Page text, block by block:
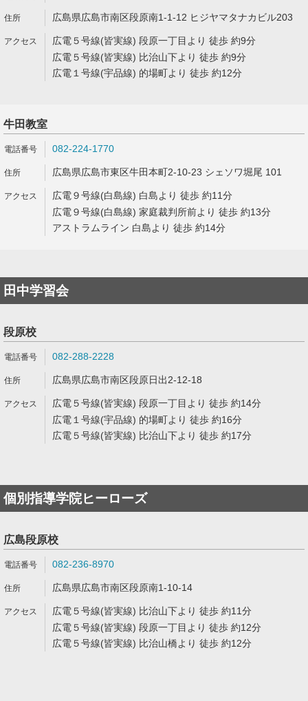
広島県広島市南区段原南1-1-12 ヒジヤマタナカビル203
広電５号線(皆実線) 段原一丁目より 徒歩 約9分
広電５号線(皆実線) 比治山下より 徒歩 約9分
広電１号線(宇品線) 的場町より 徒歩 約12分
牛田教室
082-224-1770
広島県広島市東区牛田本町2-10-23 シェソワ堀尾 101
広電９号線(白島線) 白島より 徒歩 約11分
広電９号線(白島線) 家庭裁判所前より 徒歩 約13分
アストラムライン 白島より 徒歩 約14分
田中学習会
段原校
082-288-2228
広島県広島市南区段原日出2-12-18
広電５号線(皆実線) 段原一丁目より 徒歩 約14分
広電１号線(宇品線) 的場町より 徒歩 約16分
広電５号線(皆実線) 比治山下より 徒歩 約17分
個別指導学院ヒーローズ
広島段原校
082-236-8970
広島県広島市南区段原南1-10-14
広電５号線(皆実線) 比治山下より 徒歩 約11分
広電５号線(皆実線) 段原一丁目より 徒歩 約12分
広電５号線(皆実線) 比治山橋より 徒歩 約12分